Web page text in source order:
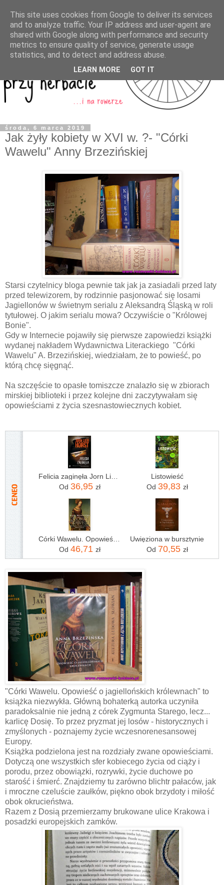
środa, 6 marca 2019
Jak żyły kobiety w XVI w. ?- "Córki
Wawelu" Anny Brzezińskiej
Starsi czytelnicy bloga pewnie tak jak ja zasiadali przed laty
przed telewizorem, by rodzinnie pasjonować się losami
Jagiellonów w świetnym serialu z Aleksandrą Śląską w roli
tytułowej. O jakim serialu mowa? Oczywiście o "Królowej
Bonie".
Gdy w Internecie pojawiły się pierwsze zapowiedzi książki
wydanej nakładem Wydawnictwa Literackiego "Córki
Wawelu" A. Brzezińskiej, wiedziałam, że to powieść, po
którą chcę sięgnąć.
Na szczęście to opasłe tomiszcze znalazło się w zbiorach
mirskiej biblioteki i przez kolejne dni zaczytywałam się
opowieściami z życia szesnastowiecznych kobiet.
Felicia zaginęła Jorn Lier Horst
Od 36,95 zł
Listowieść
Od 39,83 zł
Córki Wawelu. Opowieść o jagiellońskich królewnach Anna Brzezińska
Od 46,71 zł
Uwięziona w bursztynie
Od 70,55 zł
"Córki Wawelu. Opowieść o jagiellońskich królewnach" to
książka niezwykła. Główną bohaterką autorka uczyniła
paradoksalnie nie jedną z córek Zygmunta Starego, lecz...
karlicę Dosię. To przez pryzmat jej losów - historycznych i
zmyślonych - poznajemy życie wczesnorenesansowej
Europy.
Książka podzielona jest na rozdziały zwane opowieściami.
Dotyczą one wszystkich sfer kobiecego życia od ciąży i
porodu, przez obowiązki, rozrywki, życie duchowe po
starość i śmierć. Znajdziemy tu zarówno blichtr pałaców, jak
i mroczne czeluście zaułków, piękno obok brzydoty i miłość
obok okrucieństwa.
Razem z Dosią przemierzamy brukowane ulice Krakowa i
posadzki europejskich zamków.
This site uses cookies from Google to deliver its services
and to analyze traffic. Your IP address and user-agent are
shared with Google along with performance and security
metrics to ensure quality of service, generate usage
statistics, and to detect and address abuse.
LEARN MORE GOT IT